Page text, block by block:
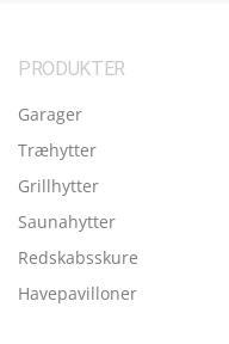
PRODUKTER
Garager
Træhytter
Grillhytter
Saunahytter
Redskabsskure
Havepavilloner